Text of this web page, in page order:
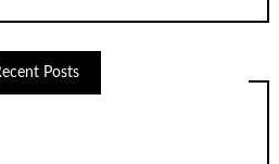
Posts